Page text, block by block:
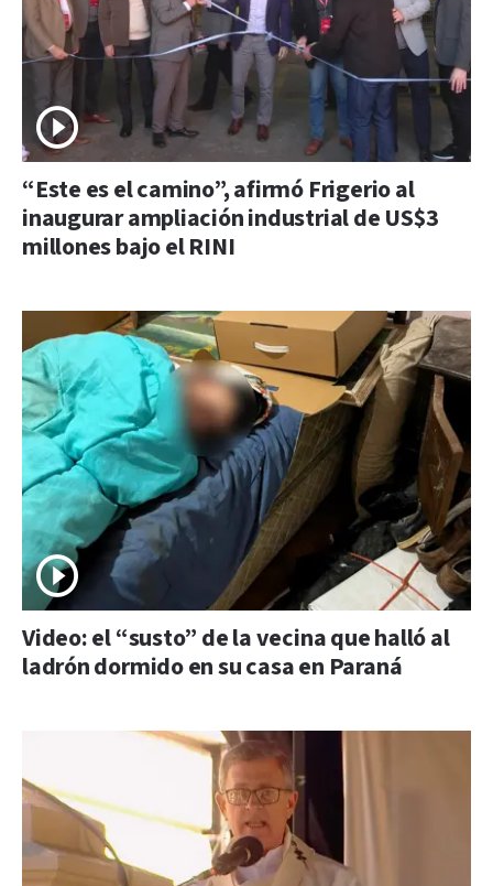
“Este es el camino”, afirmó Frigerio al
inaugurar ampliación industrial de US$3
millones bajo el RINI
Video: el “susto” de la vecina que halló al
ladrón dormido en su casa en Paraná